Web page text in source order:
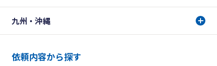
九州・沖縄
依頼内容から探す